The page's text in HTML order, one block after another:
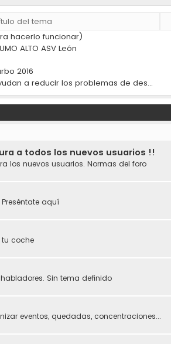
del tema
hacerlo funcionar)
ALTO ASV León
2016
¿Los materiales modernos ayudan a reducir los problemas de desgaste en los coches?
a todos los nuevos usuarios !!
los nuevos usuarios. Normas del foro
Preséntate aquí
coche
Sin tema definido
eventos, quedadas, concentraciones...